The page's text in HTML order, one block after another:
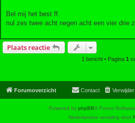
Bel mij het best ff.
nul zes twee acht negen acht een vier drie
Plaats reactie
1 bericht • Pagina 1
Forumoverzicht Contact
Powered by phpBB® Forum
Nederlandse vertaling door